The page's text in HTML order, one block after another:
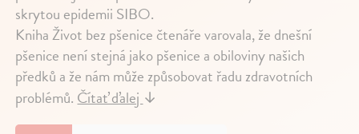
skrytou epidemii SIBO.
Kniha Život bez pšenice čtenáře varovala, že dnešní
pšenice není stejná jako pšenice a obiloviny našich
předků a že nám může způsobovat řadu zdravotních
problémů.Čítať ďalej↓